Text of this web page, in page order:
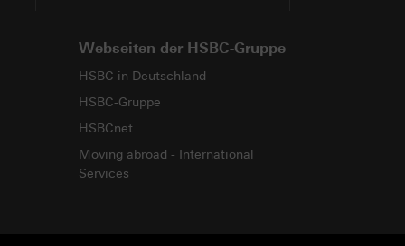
Webseiten der HSBC-Gruppe
HSBC in Deutschland
HSBC-Gruppe
HSBCnet
Moving abroad - International
Services